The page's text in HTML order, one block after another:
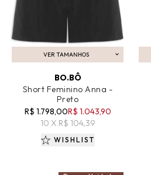
VER TAMANHOS
ADICIONAR AO CARRINHO
BO.BÔ
Short Feminino Anna -
Preto
R$ 1.798,00R$ 1.043,90
10 X R$ 104,39
WISHLIST